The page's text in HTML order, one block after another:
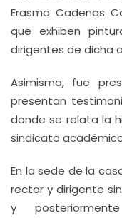
Erasmo Cadenas
que exhiben
dirigentes de dicha
Asimismo, fue
presentan
donde se relata la
sindicato
En la sede de la
rector y dirigente
y